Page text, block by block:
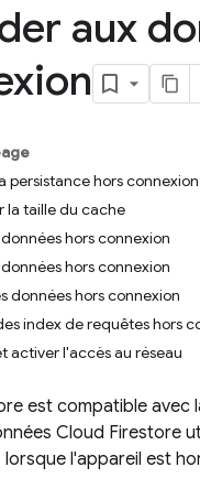
aux
persistance hors connexion
la taille du cache
données hors connexion
données hors connexion
données hors connexion
index de requêtes hors
activer l'accès au réseau
est compatible avec
Cloud Firestore
lorsque l'appareil est